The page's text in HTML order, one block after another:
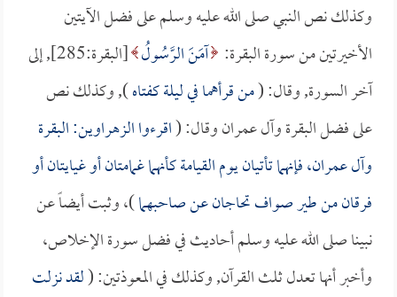
وكذلك نص النبي صلى الله عليه وسلم على فضل الآيتين
الأخيرتين من سورة البقرة: آمَنَ الرَّسُولُ
[البقرة:285], إلى
آخر السورة, وقال: (من قرأهما في ليلة كفتاه), وكذلك نص
على فضل البقرة وآل عمران وقال: (اقرءوا الزهراوين: البقرة
وآل عمران، فإنهما تأتيان يوم القيامة كأنهما غمامتان أو غيايتان أو
فرقان من طير صواف تحاجان عن صاحبهما)، وثبت أيضاً عن
نبينا صلى الله عليه وسلم أحاديث في فضل سورة الإخلاص،
وأخبر أنها تعدل ثلث القرآن, وكذلك في المعوذتين: (لقد نزلت